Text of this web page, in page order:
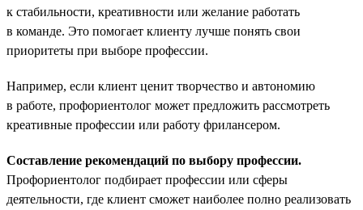
к стабильности, креативности или желание работать
в команде. Это помогает клиенту лучше понять свои
приоритеты при выборе профессии.
Например, если клиент ценит творчество и автономию
в работе, профориентолог может предложить рассмотреть
креативные профессии или работу фрилансером.
Составление рекомендаций по выбору профессии.
Профориентолог подбирает профессии или сферы
деятельности, где клиент сможет наиболее полно реализовать